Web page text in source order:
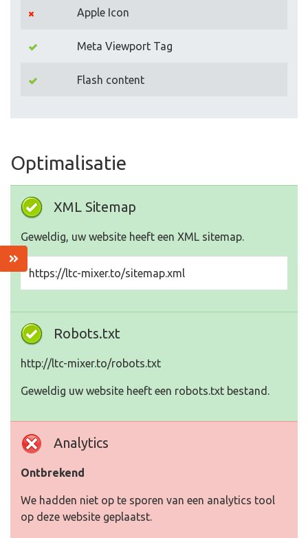
Apple Icon
Meta Viewport Tag
Flash content
Optimalisatie
XML Sitemap
Geweldig, uw website heeft een XML sitemap.
https://ltc-mixer.to/sitemap.xml
Robots.txt
http://ltc-mixer.to/robots.txt
Geweldig uw website heeft een robots.txt bestand.
Analytics
Ontbrekend
We hadden niet op te sporen van een analytics tool
op deze website geplaatst.